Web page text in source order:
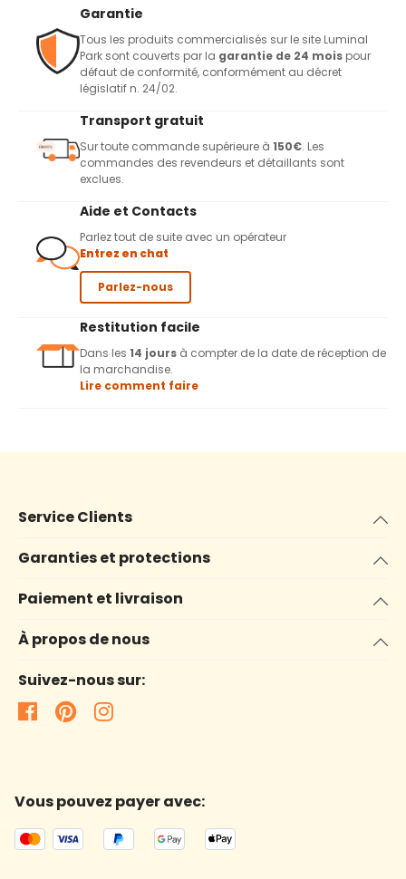
Garantie
Tous les produits commercialisés sur le site Luminal
Park sont couverts par la garantie de 24 mois pour
défaut de conformité, conformément au décret
législatif n. 24/02.
Transport gratuit
Sur toute commande supérieure à 150€. Les
commandes des revendeurs et détaillants sont
exclues.
Aide et Contacts
Parlez tout de suite avec un opérateur
Entrez en chat
Parlez-nous
Restitution facile
Dans les 14 jours à compter de la date de réception de
la marchandise.
Lire comment faire
Service Clients
Garanties et protections
Paiement et livraison
À propos de nous
Suivez-nous sur:
Vous pouvez payer avec: